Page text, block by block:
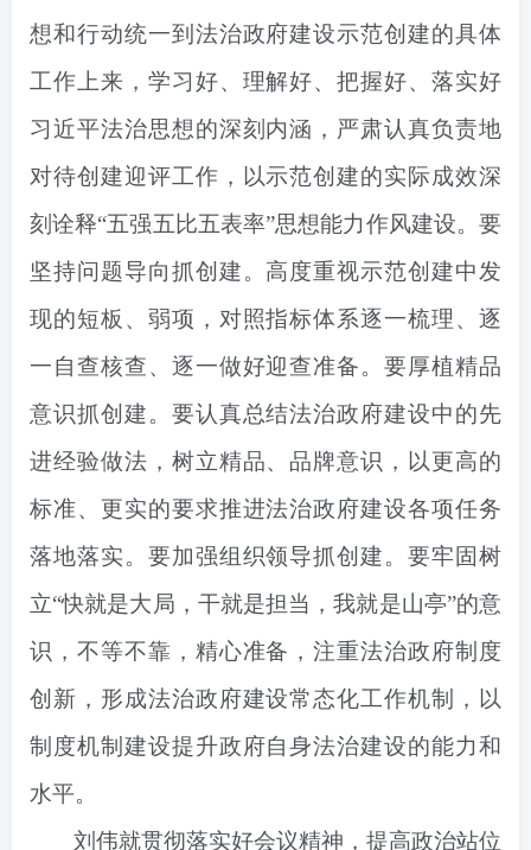
想和行动统一到法治政府建设示范创建的具体
工作上来，学习好、理解好、把握好、落实好
习近平法治思想的深刻内涵，严肃认真负责地
对待创建迎评工作，以示范创建的实际成效深
刻诠释“五强五比五表率”思想能力作风建设。 要
坚持问题导向抓创建。 高度重视示范创建中发
现的短板、弱项，对照指标体系逐一梳理、逐
一自查核查、逐一做好迎查准备。要厚植精品
意识抓创建。 要认真总结法治政府建设中的先
进经验做法，树立精品、品牌意识，以更高的
标准、更实的要求推进法治政府建设各项任务
落地落实。 要加强组织领导抓创建。要牢固树
立“快就是大局，干就是担当，我就是山亭”的意
识，不等不靠，精心准备，注重法治政府制度
创新，形成法治政府建设常态化工作机制，以
制度机制建设提升政府自身法治建设的能力和
水平。
刘伟就贯彻落实好会议精神，提高政治站位